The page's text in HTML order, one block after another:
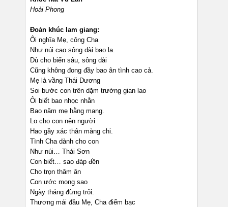
Hoài Phong
Đoản khúc lam giang:
Ôi nghĩa Mẹ, công Cha
Như núi cao sông dài bao la.
Dù cho biển sâu, sông dài
Cũng không đong đầy bao ân tình cao cả.
Mẹ là vầng Thái Dương
Soi bước con trên dặm trường gian lao
Ôi biết bao nhọc nhằn
Bao năm mẹ hằng mang.
Lo cho con nên người
Hao gầy xác thân màng chi.
Tình Cha dành cho con
Như núi… Thái Sơn
Con biết… sao đáp đền
Cho trọn thâm ân
Con ước mong sao
Ngày tháng đừng trôi.
Thương mái đầu Mẹ, Cha điểm bạc